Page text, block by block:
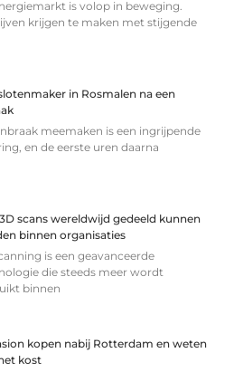
is volop in beweging.
krijgen te maken met stijgende
in Rosmalen na een
meemaken is een ingrijpende
en de eerste uren daarna
scans wereldwijd gedeeld kunnen
binnen organisaties
is een geavanceerde
die steeds meer wordt
binnen
kopen nabij Rotterdam en weten
kost